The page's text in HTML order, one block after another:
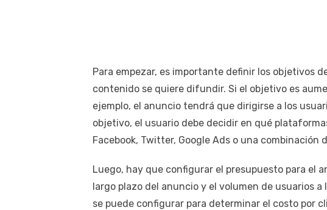
Para empezar, es importante definir los objetivos
contenido se quiere difundir. Si el objetivo es
ejemplo, el anuncio tendrá que dirigirse a los
objetivo, el usuario debe decidir en qué
Facebook, Twitter, Google Ads o una combinación
Luego, hay que configurar el presupuesto para el
largo plazo del anuncio y el volumen de usuarios
se puede configurar para determinar el costo por